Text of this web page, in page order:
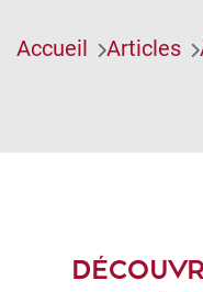
Accueil Articles